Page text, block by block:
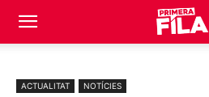
ACTUALITAT NOTÍCIES